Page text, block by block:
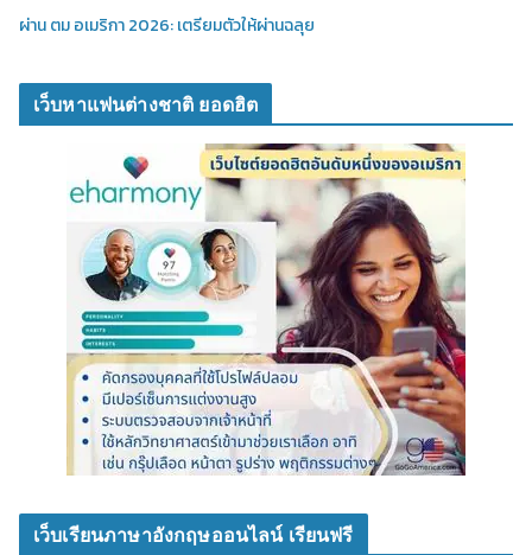
ผ่าน ตม อเมริกา 2026: เตรียมตัวให้ผ่านฉลุย
เว็บหาแฟนต่างชาติ ยอดฮิต
เว็บเรียนภาษาอังกฤษออนไลน์ เรียนฟรี